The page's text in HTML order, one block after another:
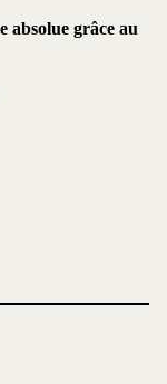
absolue grâce au